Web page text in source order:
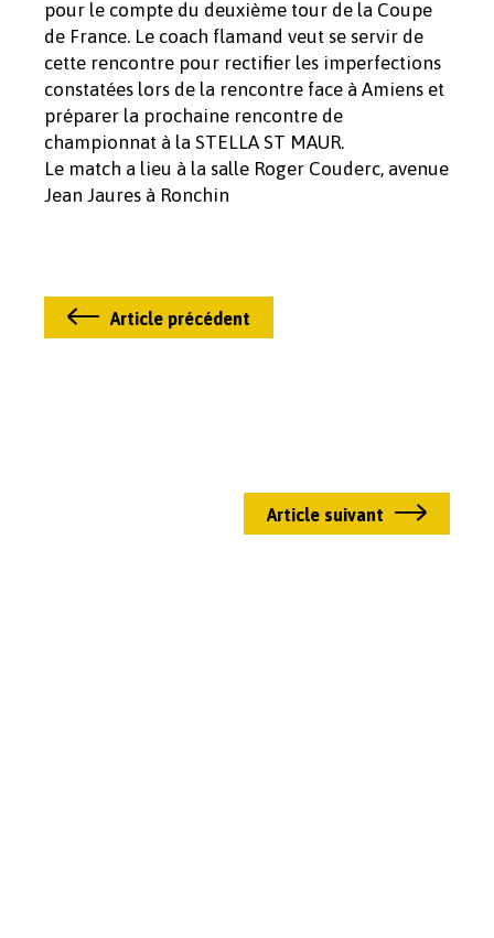
pour le compte du deuxième tour de la Coupe
de France. Le coach flamand veut se servir de
cette rencontre pour rectifier les imperfections
constatées lors de la rencontre face à Amiens et
préparer la prochaine rencontre de
championnat à la STELLA ST MAUR.
Le match a lieu à la salle Roger Couderc, avenue
Jean Jaures à Ronchin
Article précédent
Article suivant